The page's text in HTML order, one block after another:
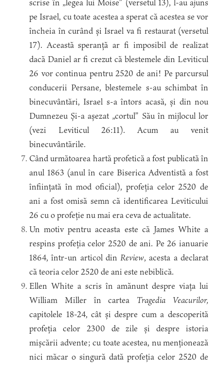
scrise în „legea lui Moise” (versetul 13), l-au ajuns
pe Israel, cu toate acestea a sperat că acestea se vor
încheia în curând și Israel va fi restaurat (versetul
17). Această speranță ar fi imposibil de realizat
dacă Daniel ar fi crezut că blestemele din Leviticul
26 vor continua pentru 2520 de ani! Pe parcursul
conducerii Persane, blestemele s-au schimbat în
binecuvântări, Israel s-a întors acasă, și din nou
Dumnezeu Și-a așezat „cortul” Său în mijlocul lor
(vezi Leviticul 26:11). Acum au venit
binecuvântările.
Când următoarea hartă profetică a fost publicată în
anul 1863 (anul în care Biserica Adventistă a fost
înființată în mod oficial), profeția celor 2520 de
ani a fost omisă semn că identificarea Leviticului
26 cu o profeție nu mai era ceva de actualitate.
Un motiv pentru aceasta este că James White a
respins profeția celor 2520 de ani. Pe 26 ianuarie
1864, într-un articol dinReview, acesta a declarat
că teoria celor 2520 de ani este nebiblică.
Ellen White a scris în amănunt despre viața lui
William Miller în cartea Tragedia Veacurilor,
capitolele 18-24, cât și despre cum a descoperită
profeția celor 2300 de zile și despre istoria
mișcării advente; cu toate acestea, nu menționează
nici măcar o singură dată profeția celor 2520 de